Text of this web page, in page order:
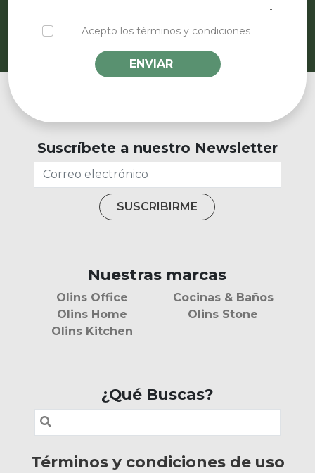
Acepto los términos y condiciones
ENVIAR
Suscríbete a nuestro Newsletter
Nuestras marcas
Olins Office
Olins Home
Olins Kitchen
Cocinas & Baños
Olins Stone
¿Qué Buscas?
Términos y condiciones de uso